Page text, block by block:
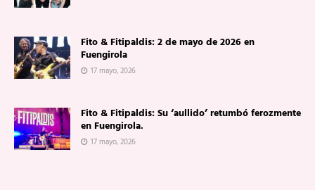
Fito & Fitipaldis: 2 de mayo de 2026 en
Fuengirola
17 mayo, 2026
Fito & Fitipaldis: Su ‘aullido’ retumbó ferozmente
en Fuengirola.
17 mayo, 2026